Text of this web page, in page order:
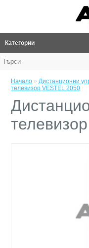
Категории
Начало »Дистанционни
телевизор VESTEL 2050